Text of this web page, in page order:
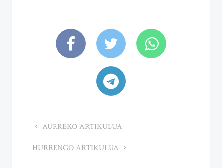
AURREKO ARTIKULUA
HURRENGO ARTIKULUA